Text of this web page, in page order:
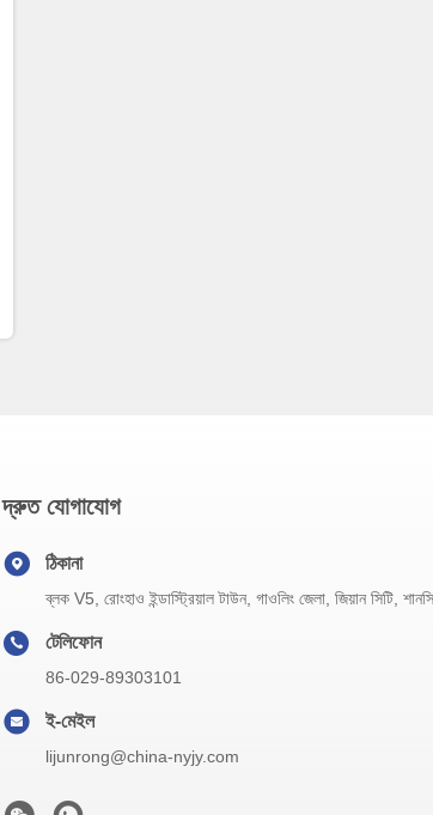
দ্রুত যোগাযোগ
ঠিকানা
ব্লক V5, রোংহাও ইন্ডাস্ট্রিয়াল টাউন, গাওলিং জেলা, জিয়ান সিটি,
টেলিফোন
86-029-89303101
ই-মেইল
lijunrong@china-nyjy.com